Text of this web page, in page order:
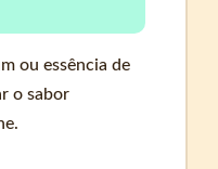
ou essência de
o sabor